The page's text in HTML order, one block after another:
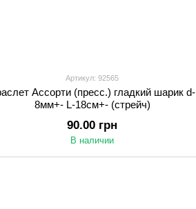
Артикул: 92565
Ассорти (пресс.) гладкий шарик d-
8мм+- L-18см+- (стрейч)
90.00 грн
В наличии